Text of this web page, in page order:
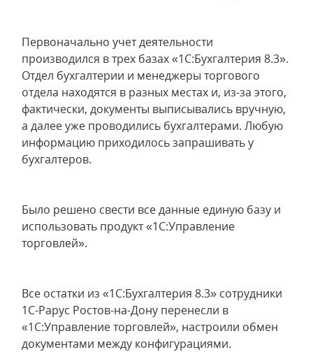
Первоначально учет деятельности
производился в трех базах «1С:Бухгалтерия 8.3».
Отдел бухгалтерии и менеджеры торгового
отдела находятся в разных местах и, из-за этого,
фактически, документы выписывались вручную,
а далее уже проводились бухгалтерами. Любую
информацию приходилось запрашивать у
бухгалтеров.
Было решено свести все данные единую базу и
использовать продукт «1С:Управление
торговлей».
Все остатки из «1С:Бухгалтерия 8.3» сотрудники
1С-Рарус Ростов-на-Дону перенесли в
«1С:Управление торговлей», настроили обмен
документами между конфигурациями.